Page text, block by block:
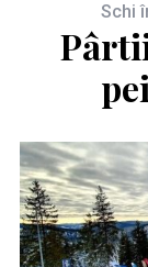
Schi